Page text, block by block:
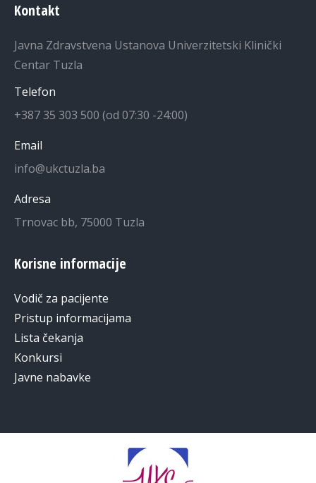
Kontakt
Javna Zdravstvena Ustanova Univerzitetski Klinički
Centar Tuzla
Telefon
+387 35 303 500 (od 07:30 -24:00)
Email
info@ukctuzla.ba
Adresa
Trnovac bb, 75000 Tuzla
Korisne informacije
Vodič za pacijente
Pristup informacijama
Lista čekanja
Konkursi
Javne nabavke